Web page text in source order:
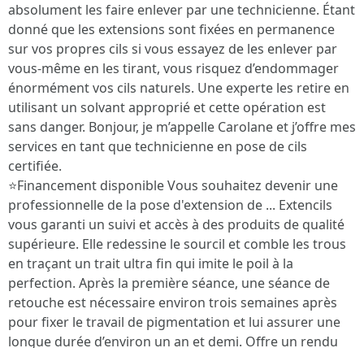
absolument les faire enlever par une technicienne. Étant
donné que les extensions sont fixées en permanence
sur vos propres cils si vous essayez de les enlever par
vous-même en les tirant, vous risquez d’endommager
énormément vos cils naturels. Une experte les retire en
utilisant un solvant approprié et cette opération est
sans danger. Bonjour, je m’appelle Carolane et j’offre mes
services en tant que technicienne en pose de cils
certifiée.
⭐️Financement disponible Vous souhaitez devenir une
professionnelle de la pose d'extension de ... Extencils
vous garanti un suivi et accès à des produits de qualité
supérieure. Elle redessine le sourcil et comble les trous
en traçant un trait ultra fin qui imite le poil à la
perfection. Après la première séance, une séance de
retouche est nécessaire environ trois semaines après
pour fixer le travail de pigmentation et lui assurer une
longue durée d’environ un an et demi. Offre un rendu